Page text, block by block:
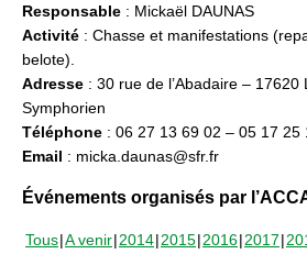
Responsable : Mickaël DAUNAS
Activité : Chasse et manifestations
belote).
Adresse : 30 rue de l’Abadaire – 17620
Symphorien
Téléphone : 06 27 13 69 02 – 05 17 25
Email : micka.daunas@sfr.fr
Événements organisés par
Tous A venir 2014 2015 2016 2017